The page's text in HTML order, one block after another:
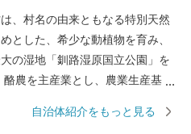
、村名の由来ともなる特別天然
とした、希少な動植物を育み、
の湿地「釧路湿原国立公園」を
農を主産業とし、農業生産基盤
域を挙げて良質な生乳生産に努
自治体紹介をもっと見る